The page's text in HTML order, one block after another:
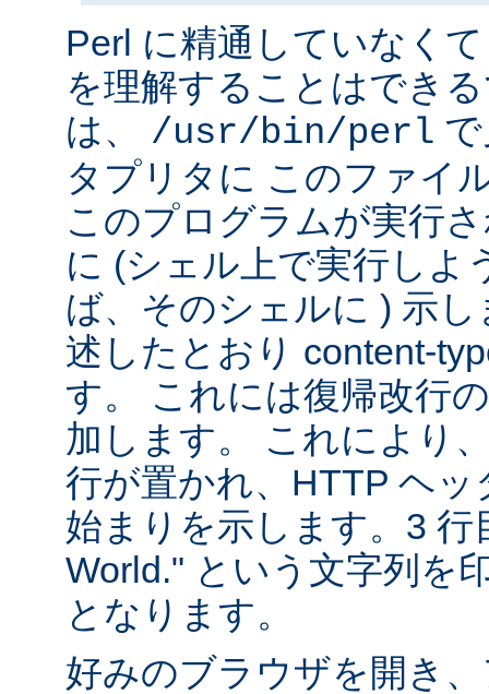
Perl に精通していなく
を理解することはでき
は、 /usr/bin/perl
タプリタに このファイ
このプログラムが実行
に (シェル上で実行しよ
ば、そのシェルに ) 示
述したとおり content-
す。 これには復帰改行
加します。 これにより
行が置かれ、HTTP ヘ
始まりを示します。3 行
World." という文字列を
となります。
好みのブラウザを開き